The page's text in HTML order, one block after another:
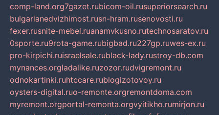
comp-land.org7gazet.rubicom-oil.rusuperiorsearch.ru
bulgarianedvizhimost.rusn-hram.rusenovosti.ru
fexer.rusnite-mebel.ruanamvkusno.rutechnosaratov.ru
0sporte.ru9rota-game.rubigbad.ru227gp.ruwes-ex.ru
pro-kirpichi.ruisraelsale.rublack-lady.rustroy-db.com
mynances.orgladalike.ruzozor.rudvigremont.ru
odnokartinki.ruhtccare.rublogizotovoy.ru
oysters-digital.ruo-remonte.orgremontdoma.com
myremont.orgportal-remonta.orgvyitikho.rumirjon.ru